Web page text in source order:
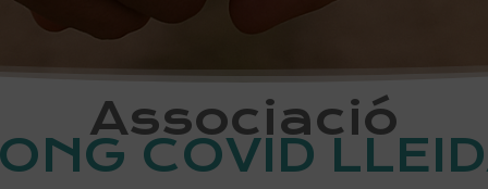
Associació
COVID